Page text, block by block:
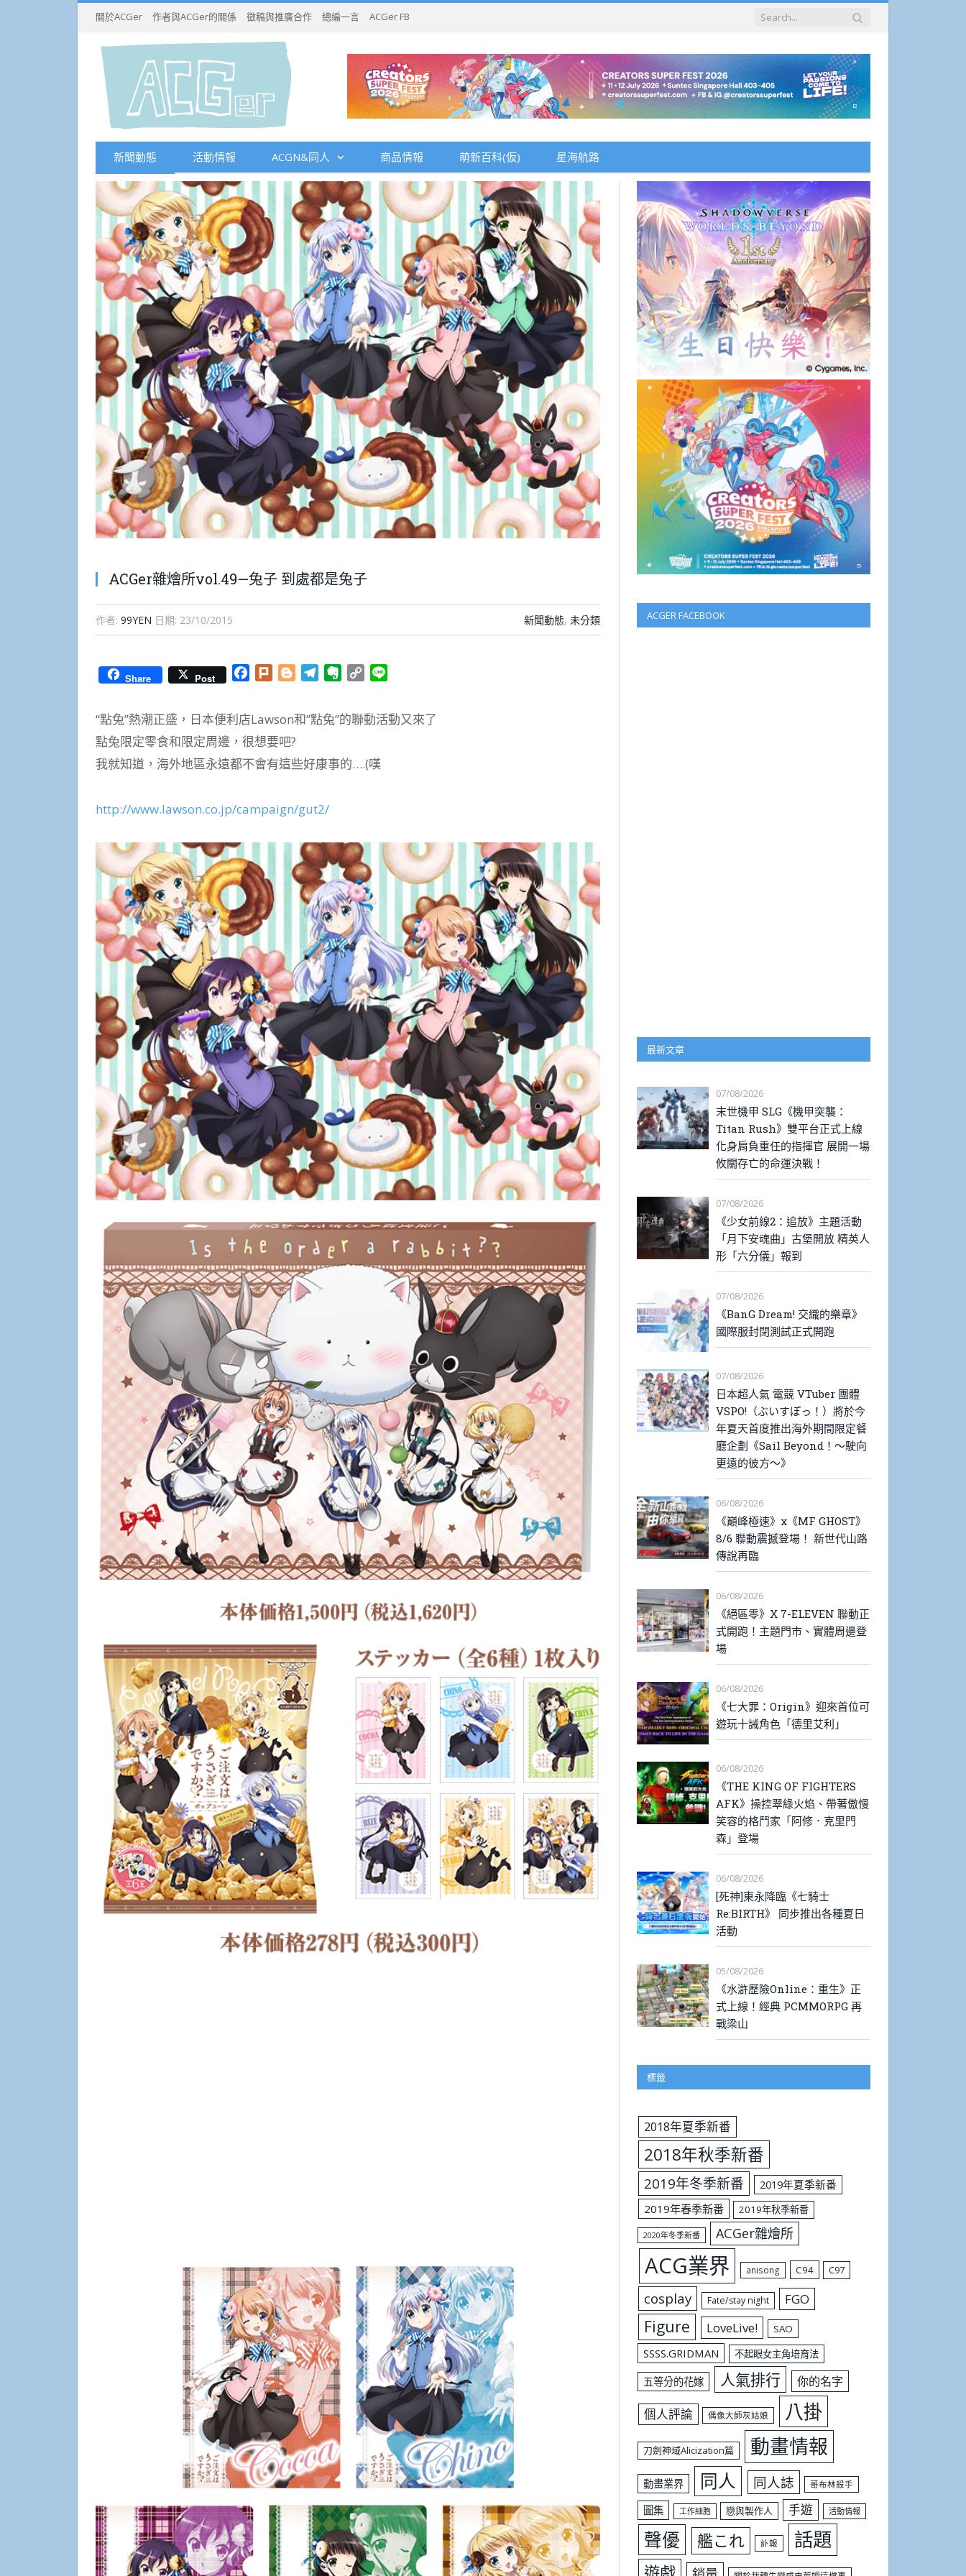
關於ACGer 作者與ACGer的關係 徵稿與推廣合作 總編一言 ACGer FB
新聞動態 活動情報 ACGN&同人 商品情報 萌新百科(仮) 星海航路
ACGer雜燴所vol.49—兔子 到處都是兔子
作者: 99YEN 日期: 23/10/2015 新聞動態, 未分類
Share Post Facebook
Plurk BloggerTelegramEvernote
Copy
“點兔”熱潮正盛，日本便利店Lawson和”點兔”的聯動活動又來了
點兔限定零食和限定周邊，很想要吧?
我就知道，海外地區永遠都不會有這些好康事的….(嘆
http://www.lawson.co.jp/campaign/gut2/
ACGER FACEBOOK
最新文章
07/08/2026
末世機甲 SLG《機甲突襲：
Titan Rush》雙平台正式上線
化身肩負重任的指揮官 展開一場
攸關存亡的命運決戰！
07/08/2026
《少女前線2：追放》主題活動
「月下安魂曲」古堡開放 精英人
形「六分儀」報到
07/08/2026
《BanG Dream! 交織的樂章》
國際服封閉測試正式開跑
07/08/2026
日本超人氣 電競 VTuber 團體
VSPO!（ぶいすぽっ！）將於今
年夏天首度推出海外期間限定餐
廳企劃《Sail Beyond！～駛向
更遠的彼方～》
06/08/2026
《巔峰極速》x《MF GHOST》
8/6 聯動震撼登場！ 新世代山路
傳說再臨
06/08/2026
《絕區零》X 7-ELEVEN 聯動正
式開跑！主題門市、實體周邊登
場
06/08/2026
《七大罪：Origin》迎來首位可
遊玩十誡角色「德里艾利」
06/08/2026
《THE KING OF FIGHTERS
AFK》操控翠綠火焰、帶著傲慢
笑容的格鬥家「阿修．克里門
森」登場
06/08/2026
[死神]東永降臨《七騎士
Re:BIRTH》 同步推出各種夏日
活動
05/08/2026
《水滸歷險Online：重生》正
式上線！經典 PCMMORPG 再
戰梁山
標籤
2018年夏季新番
2018年秋季新番
2019年冬季新番
2019年夏季新番
2019年春季新番
2019年秋季新番
2020年冬季新番 ACGer雜燴所
ACG業界 anisong C94 C97
cosplay Fate/stay night FGO
Figure LoveLive! SAO
SSSS.GRIDMAN 不起眼女主角培育法
五等分的花嫁 人氣排行 你的名字
個人評論 偶像大師灰姑娘 八掛
刀劍神域Alicization篇 動畫情報
動畫業界 同人 同人誌 哥布林殺手
圖集 工作細胞 戀與製作人 手遊 活動情報
聲優 艦これ 訃報 話題